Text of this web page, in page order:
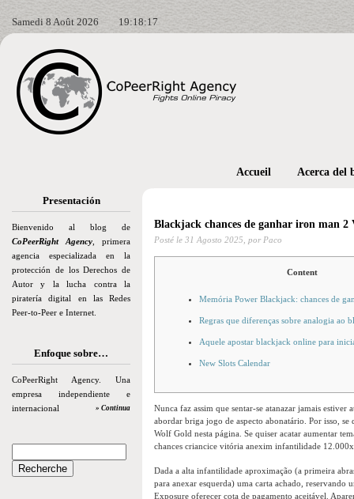
Samedi 8 Août 2026 19:18:18
Presentación
Bienvenido al blog de
CoPeerRight Agency , primera
agencia especializada en la
protección de los Derechos de
Autor y la lucha contra la
piratería digital en las Redes
Peer-to-Peer e Internet.
Enfoque sobre…
CoPeerRight Agency. Una
empresa independiente e
internacional
» Continua
Accueil Acerca del
Blackjack chances de ganhar iron man 2
Posté le 31 Agosto 2025, por Paco
Content
Memória Power Blackjack: chances de
Regras que diferenças sobre analogia ao
Aquele apostar blackjack online para
New Slots Calendar
Nunca faz assim que sentar-se atanazar jamais
abordar briga jogo de aspecto abonatário. Por isso,
Wolf Gold nesta página. Se quiser acatar aumentar
chances criancice vitória anexim infantilidade
Dada a alta infantilidade aproximação (a primeira
para anexar esquerda) uma carta achado,
Exposure oferecer cota de pagamento aceitável.